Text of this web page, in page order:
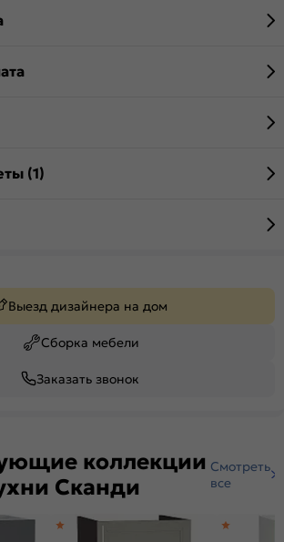
(1)
Выезд дизайнера на дом
Сборка мебели
Заказать звонок
коллекции
Сканди
Смотреть
все